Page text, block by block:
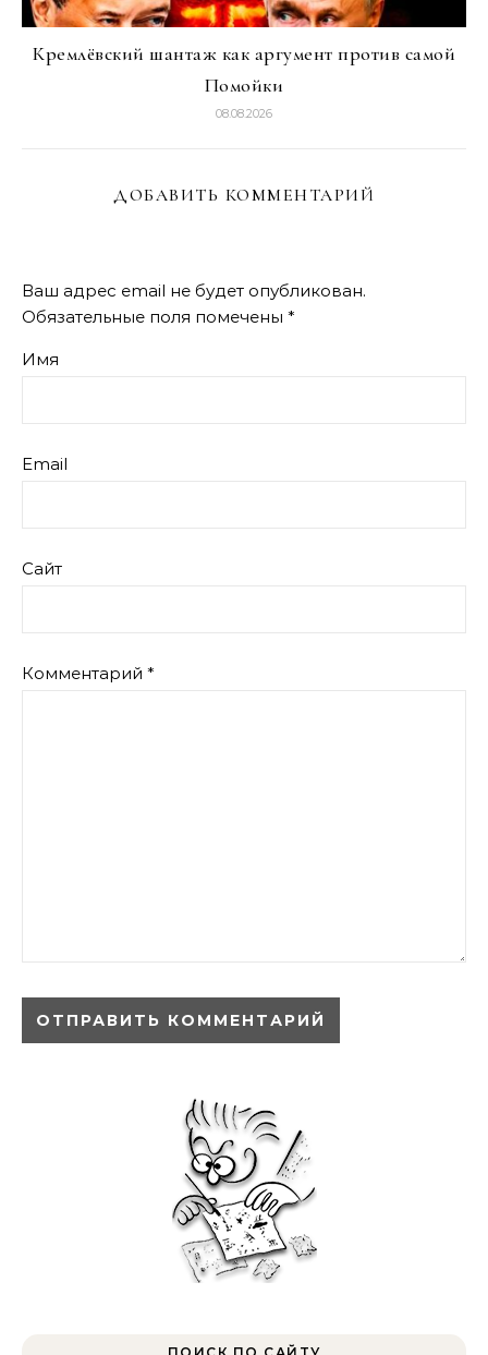
Кремлёвский шантаж как аргумент против самой
Помойки
08.08.2026
ДОБАВИТЬ КОММЕНТАРИЙ
Ваш адрес email не будет опубликован.
Обязательные поля помечены *
Имя
Email
Сайт
Комментарий *